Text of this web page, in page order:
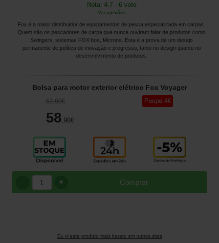
Nota: 4.7 - 6 voto
Ver opiniões
Fox é a maior distribuidor de equipamentos de pesca especializada em carpas.
Quem são os pescadores de carpa que nunca ouviram falar de produtos como
Swingers, sistemas FOX box, Microns. Esta é a prova de um desejo
permanente de política de inovação e progresso, tanto no design quanto no
desenvolvimento de produtos.
Bolsa para motor exterior elétrico Fox Voyager
62,90€
58 ,90€
Poupe 4€
Comprar
+
Eu vi este produto mais barato em outros sites